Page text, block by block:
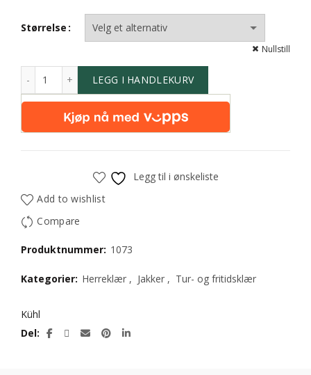
Størrelse
Nullstill
LEGG I HANDLEKURV
Legg til i ønskeliste
Add to wishlist
Compare
Produktnummer: 1073
Kategorier: Herreklær , Jakker , Tur- og fritidsklær
Kühl
Del